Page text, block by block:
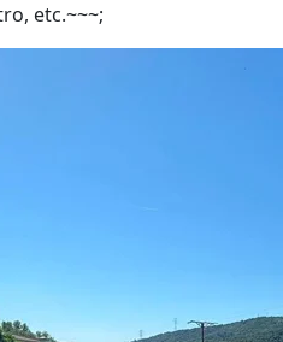
etc.~~~;